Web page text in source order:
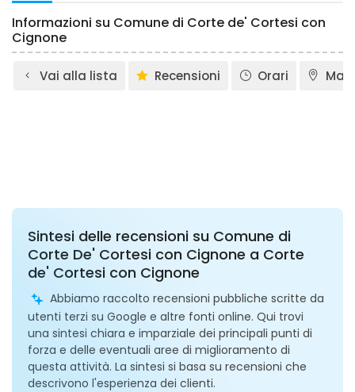
Informazioni su Comune di Corte de' Cortesi con
Cignone
Vai alla lista Recensioni Orari
Sintesi delle recensioni su Comune di
Corte De' Cortesi con Cignone a Corte
de' Cortesi con Cignone
Abbiamo raccolto recensioni pubbliche scritte da
utenti terzi su Google e altre fonti online. Qui trovi
una sintesi chiara e imparziale dei principali punti di
forza e delle eventuali aree di miglioramento di
questa attività. La sintesi si basa su recensioni che
descrivono l'esperienza dei clienti.